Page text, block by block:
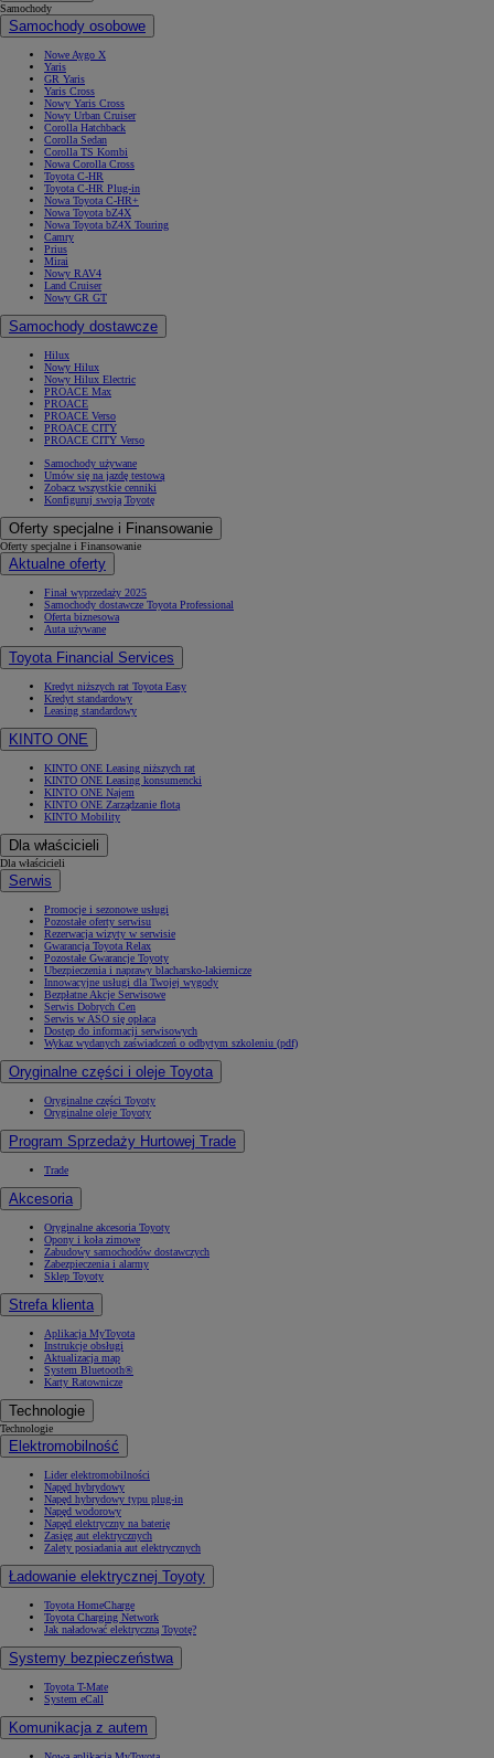
Samochody
Samochody osobowe
Nowe Aygo X
Yaris
GR Yaris
Yaris Cross
Nowy Yaris Cross
Nowy Urban Cruiser
Corolla Hatchback
Corolla Sedan
Corolla TS Kombi
Nowa Corolla Cross
Toyota C-HR
Toyota C-HR Plug-in
Nowa Toyota C-HR+
Nowa Toyota bZ4X
Nowa Toyota bZ4X Touring
Camry
Prius
Mirai
Nowy RAV4
Land Cruiser
Nowy GR GT
Samochody dostawcze
Hilux
Nowy Hilux
Nowy Hilux Electric
PROACE Max
PROACE
PROACE Verso
PROACE CITY
PROACE CITY Verso
Samochody używane
Umów się na jazdę testową
Zobacz wszystkie cenniki
Konfiguruj swoją Toyotę
Oferty specjalne i Finansowanie
Oferty specjalne i Finansowanie
Aktualne oferty
Finał wyprzedaży 2025
Samochody dostawcze Toyota Professional
Oferta biznesowa
Auta używane
Toyota Financial Services
Kredyt niższych rat Toyota Easy
Kredyt standardowy
Leasing standardowy
KINTO ONE
KINTO ONE Leasing niższych rat
KINTO ONE Leasing konsumencki
KINTO ONE Najem
KINTO ONE Zarządzanie flotą
KINTO Mobility
Dla właścicieli
Dla właścicieli
Serwis
Promocje i sezonowe usługi
Pozostałe oferty serwisu
Rezerwacja wizyty w serwisie
Gwarancja Toyota Relax
Pozostałe Gwarancje Toyoty
Ubezpieczenia i naprawy blacharsko-lakiernicze
Innowacyjne usługi dla Twojej wygody
Bezpłatne Akcje Serwisowe
Serwis Dobrych Cen
Serwis w ASO się opłaca
Dostęp do informacji serwisowych
Wykaz wydanych zaświadczeń o odbytym szkoleniu (pdf)
Oryginalne części i oleje Toyota
Oryginalne części Toyoty
Oryginalne oleje Toyoty
Program Sprzedaży Hurtowej Trade
Trade
Akcesoria
Oryginalne akcesoria Toyoty
Opony i koła zimowe
Zabudowy samochodów dostawczych
Zabezpieczenia i alarmy
Sklep Toyoty
Strefa klienta
Aplikacja MyToyota
Instrukcje obsługi
Aktualizacja map
System Bluetooth®
Karty Ratownicze
Technologie
Technologie
Elektromobilność
Lider elektromobilności
Napęd hybrydowy
Napęd hybrydowy typu plug-in
Napęd wodorowy
Napęd elektryczny na baterię
Zasięg aut elektrycznych
Zalety posiadania aut elektrycznych
Ładowanie elektrycznej Toyoty
Toyota HomeCharge
Toyota Charging Network
Jak naładować elektryczną Toyotę?
Systemy bezpieczeństwa
Toyota T-Mate
System eCall
Komunikacja z autem